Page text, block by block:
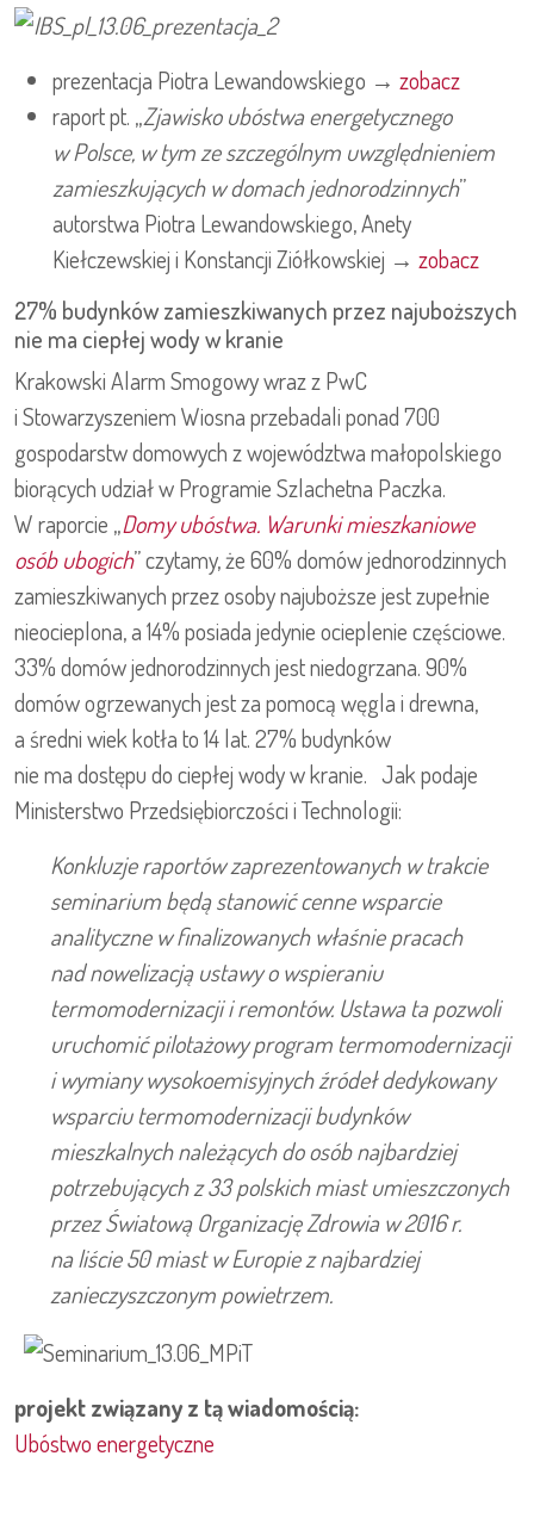
prezentacja Piotra Lewandowskiego → zobacz
raport pt. „Zjawisko ubóstwa energetycznego
w Polsce, w tym ze szczególnym uwzględnieniem
zamieszkujących w domach jednorodzinnych”
autorstwa Piotra Lewandowskiego, Anety
Kiełczewskiej i Konstancji Ziółkowskiej → zobacz
27% budynków zamieszkiwanych przez najuboższych
nie ma ciepłej wody w kranie
Krakowski Alarm Smogowy wraz z PwC
i Stowarzyszeniem Wiosna przebadali ponad 700
gospodarstw domowych z województwa małopolskiego
biorących udział w Programie Szlachetna Paczka.
W raporcie „Domy ubóstwa. Warunki mieszkaniowe
osób ubogich” czytamy, że 60% domów jednorodzinnych
zamieszkiwanych przez osoby najuboższe jest zupełnie
nieocieplona, a 14% posiada jedynie ocieplenie częściowe.
33% domów jednorodzinnych jest niedogrzana. 90%
domów ogrzewanych jest za pomocą węgla i drewna,
a średni wiek kotła to 14 lat. 27% budynków
nie ma dostępu do ciepłej wody w kranie. Jak podaje
Ministerstwo Przedsiębiorczości i Technologii:
Konkluzje raportów zaprezentowanych w trakcie
seminarium będą stanowić cenne wsparcie
analityczne w finalizowanych właśnie pracach
nad nowelizacją ustawy o wspieraniu
termomodernizacji i remontów. Ustawa ta pozwoli
uruchomić pilotażowy program termomodernizacji
i wymiany wysokoemisyjnych źródeł dedykowany
wsparciu termomodernizacji budynków
mieszkalnych należących do osób najbardziej
potrzebujących z 33 polskich miast umieszczonych
przez Światową Organizację Zdrowia w 2016 r.
na liście 50 miast w Europie z najbardziej
zanieczyszczonym powietrzem.
projekt związany z tą wiadomością:
Ubóstwo energetyczne